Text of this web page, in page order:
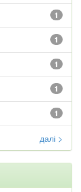
1
1
1
1
1
далі >